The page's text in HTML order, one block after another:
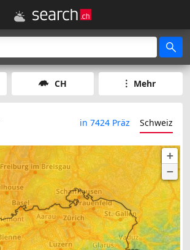
CH Mehr
in 7424 Präz Schweiz
+
−